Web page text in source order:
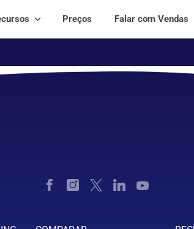
Preços Falar com Vendas